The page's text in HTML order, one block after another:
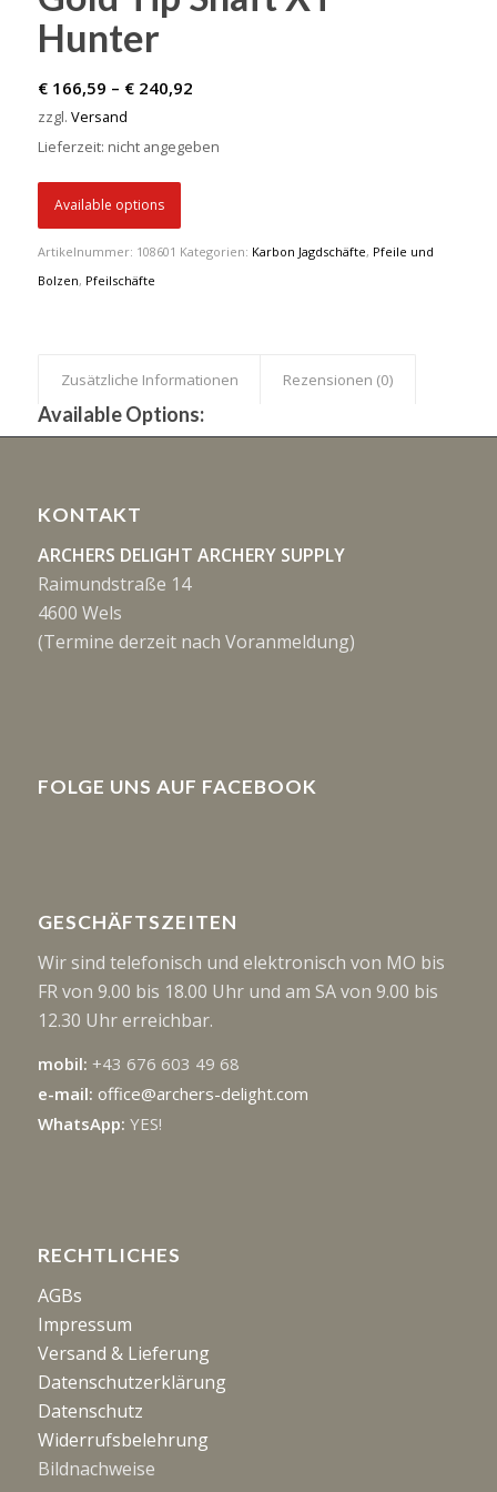
Hunter
€166,59 – €240,92Preisspanne:
bis
zzgl. Versand
Lieferzeit: nicht angegeben
Available options
Artikelnummer: 108601 Kategorien: Karbon Jagdschäfte, Pfeile und
Bolzen, Pfeilschäfte
Zusätzliche Informationen Rezensionen (0)
Available Options:
KONTAKT
ARCHERS DELIGHT ARCHERY SUPPLY
Raimundstraße 14
4600 Wels
(Termine derzeit nach Voranmeldung)
FOLGE UNS AUF FACEBOOK
GESCHÄFTSZEITEN
Wir sind telefonisch und elektronisch von MO bis
FR von 9.00 bis 18.00 Uhr und am SA von 9.00 bis
12.30 Uhr erreichbar.
mobil: +43 676 603 49 68
e-mail: office@archers-delight.com
WhatsApp: YES!
RECHTLICHES
AGBs
Impressum
Versand & Lieferung
Datenschutzerklärung
Datenschutz
Widerrufsbelehrung
Bildnachweise